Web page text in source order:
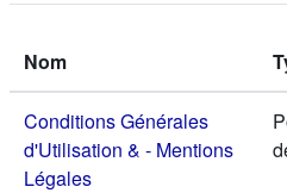
Nom
Conditions Générales
d'Utilisation & - Mentions
Légales